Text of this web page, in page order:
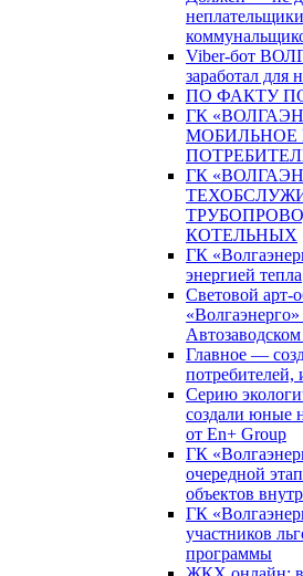
Viber-бот
заработал для
ПО ФАКТУ
ГК
МОБИЛЬНОЕ
ГК
КОТЕЛЬНЫХ
ГК
энергией тепла
Световой арт-
Главное —
потребителей,
Серию
создали юные
от En+ Group
ГК
очередной
объектов
ГК
участников
программы